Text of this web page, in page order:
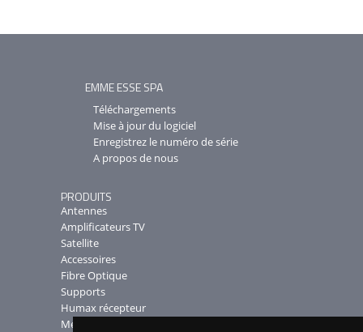
EMME ESSE SPA
Téléchargements
Mise à jour du logiciel
Enregistrez le numéro de série
A propos de nous
PRODUITS
Antennes
Amplificateurs TV
Satellite
Accessoires
Fibre Optique
Supports
Humax récepteur
Mesureurs